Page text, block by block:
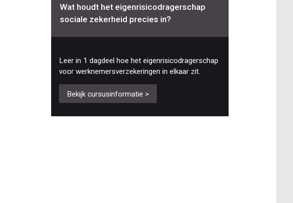
Wat houdt het eigenrisicodragerschap
sociale zekerheid precies in?
Leer in 1 dagdeel hoe het eigenrisicodragerschap
voor werknemersverzekeringen in elkaar zit.
Bekijk cursusinformatie >